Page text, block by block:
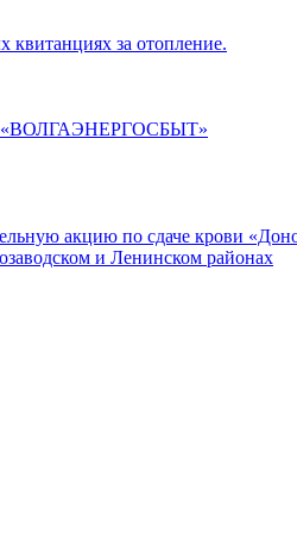
квитанциях за отопление.
акцию по сдаче крови
и Ленинском районах